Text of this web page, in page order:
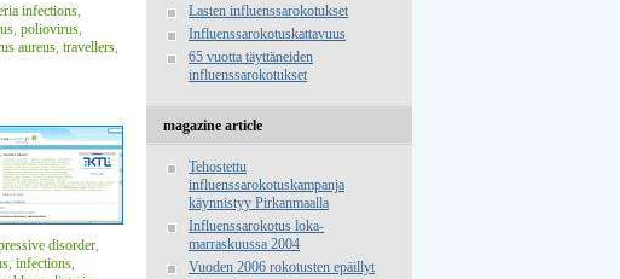
infections
poliovirus
aureus travellers
disorder
infections
Lasten influenssarokotukset
Influenssarokotuskattavuus
65 vuotta täyttäneiden
influenssarokotukset
magazine article
Tehostettu
influenssarokotuskampanja
käynnistyy Pirkanmaalla
Influenssarokotus loka-
marraskuussa 2004
Vuoden 2006 rokotusten epäillyt